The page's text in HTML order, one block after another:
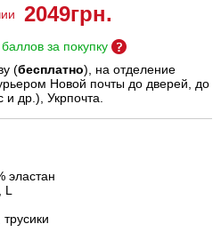
2049грн.
за покупку
(бесплатно), на отделение
Новой почты до дверей, до
др.), Укрпочта.
эластан
трусики